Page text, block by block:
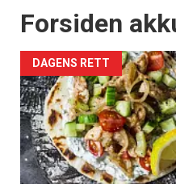
Forsiden
DAGENS RETT